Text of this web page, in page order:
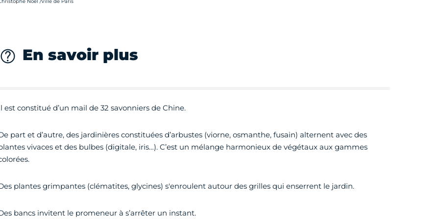
En savoir plus
est constitué d’un mail de 32 savonniers de Chine.
part et d’autre, des jardinières constituées d’arbustes (viorne, osmanthe, fusain) alternent avec des
vivaces et des bulbes (digitale, iris…). C’est un mélange harmonieux de végétaux aux gammes
plantes grimpantes (clématites, glycines) s'enroulent autour des grilles qui enserrent le jardin.
bancs invitent le promeneur à s’arrêter un instant.